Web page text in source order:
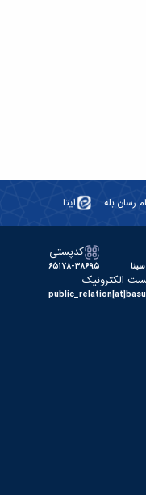
رسان بله ایتا
کدپستی
۶۵۱۷۸-۳۸۶۹۵
الکترونیک